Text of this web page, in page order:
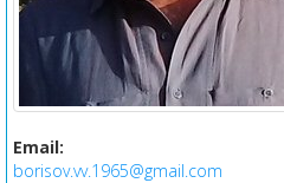
Email:
borisov.vv.1965@gmail.com